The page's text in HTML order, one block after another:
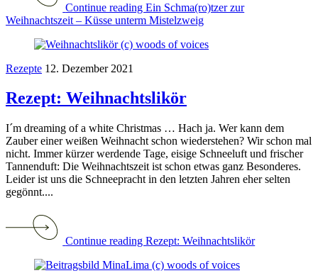
Continue reading Ein Schma(ro)tzer zur
Weihnachtszeit – Küsse unterm Mistelzweig
Rezepte 12. Dezember 2021
Rezept: Weihnachtslikör
I´m dreaming of a white Christmas … Hach ja. Wer kann dem
Zauber einer weißen Weihnacht schon wiederstehen? Wir schon mal
nicht. Immer kürzer werdende Tage, eisige Schneeluft und frischer
Tannenduft: Die Weihnachtszeit ist schon etwas ganz Besonderes.
Leider ist uns die Schneepracht in den letzten Jahren eher selten
gegönnt....
Continue reading Rezept: Weihnachtslikör